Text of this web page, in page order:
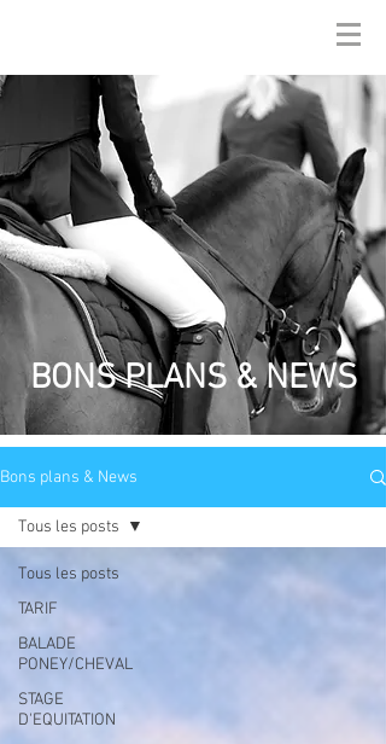
BONS PLANS & NEWS
Bons plans & News
Tous les posts
TARIF
BALADE
PONEY/CHEVAL
STAGE
D'EQUITATION
Tous les posts